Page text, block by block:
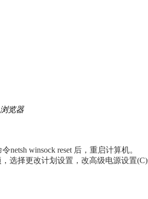
览器
winsock reset 后，重启计算机。
选择更改计划设置， 改高级电源设置